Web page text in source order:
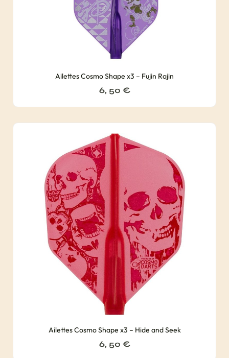
Ailettes Cosmo Shape x3 – Fujin Rajin
6, 50 €
Ailettes Cosmo Shape x3 – Hide and Seek
6, 50 €